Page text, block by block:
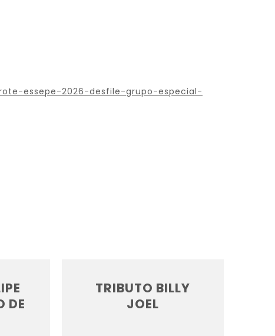
essepe-2026-desfile-grupo-especial-
DE
TRIBUTO BILLY
JOEL